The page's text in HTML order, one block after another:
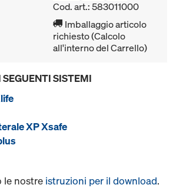
Cod. art.: 583011000
Imballaggio articolo
richiesto (Calcolo
all'interno del Carrello)
SISTEMI
XP Xsafe
le nostre istruzioni per il download.